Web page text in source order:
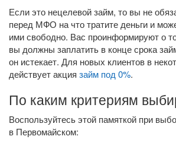
Если это нецелевой займ, то вы не
перед МФО на что тратите деньги и
ими свободно. Вас проинформируют о
вы должны заплатить в конце срока
он истекает. Для новых клиентов в
действует акция займ под 0%.
По каким критериям
Воспользуйтесь этой памяткой при
в Первомайском: